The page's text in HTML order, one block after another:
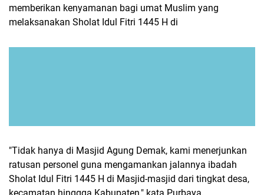
memberikan kenyamanan bagi umat Muslim yang
melaksanakan Sholat Idul Fitri 1445 H di
"Tidak hanya di Masjid Agung Demak, kami menerjunkan
ratusan personel guna mengamankan jalannya ibadah
Sholat Idul Fitri 1445 H di Masjid-masjid dari tingkat desa,